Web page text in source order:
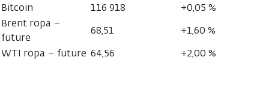
Bitcoin
116 918
+0,05 %
Brent ropa –
future
68,51
+1,60 %
WTI ropa – future 64,56 +2,00 %